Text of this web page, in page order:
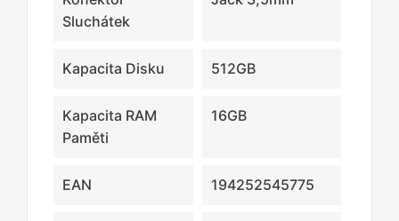
Sluchátek
Kapacita Disku 512GB
Kapacita RAM
Paměti
16GB
EAN 194252545775